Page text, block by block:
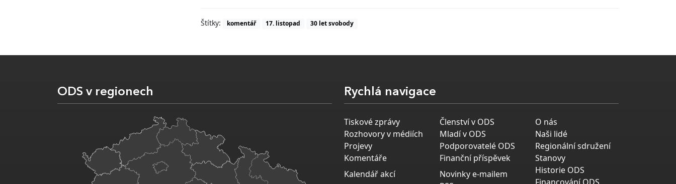
Štítky: komentář 17. listopad 30 let svobody
ODS v regionech Rychlá navigace
Tiskové zprávy
Rozhovory v médiích
Projevy
Komentáře
Kalendář akcí
Členství v ODS
Mladí v ODS
Podporovatelé ODS
Finanční příspěvek
Novinky e-mailem
O nás
Naši lidé
Regionální sdružení
Stanovy
Historie ODS